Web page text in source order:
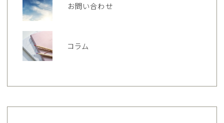
お問い合わせ
コラム